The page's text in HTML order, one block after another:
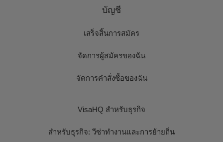
บัญชี
เสร็จสิ้นการสมัคร
จัดการผู้สมัครของฉัน
จัดการคำสั่งซื้อของฉัน
VisaHQ สำหรับธุรกิจ
สำหรับธุรกิจ: วีซ่าทำงานและการย้ายถิ่น